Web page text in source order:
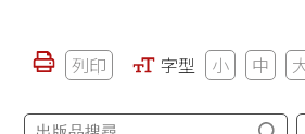
列印 字型 小 中